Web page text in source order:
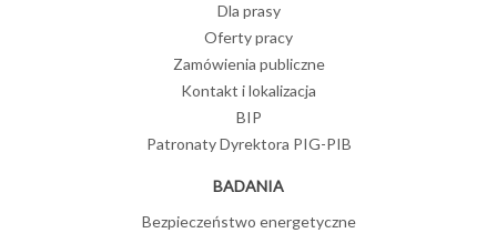
Dla prasy
Oferty pracy
Zamówienia publiczne
Kontakt i lokalizacja
BIP
Patronaty Dyrektora PIG-PIB
BADANIA
Bezpieczeństwo energetyczne